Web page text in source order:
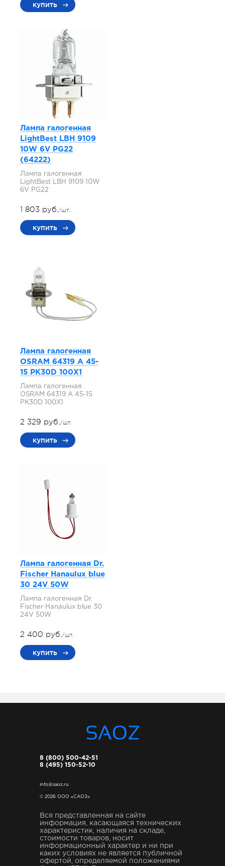
купить
Лампа галогенная
LightBest LBH 9109
10W 6V PG22
(64222)
Лампа галогенная
LightBest LBH 9109 10W
6V PG22
1 803 руб./шт.
купить
Лампа галогенная
OSRAM 64319 A 45-
15 PK30D 100X1
Лампа галогенная
OSRAM 64319 A 45-15
PK30D 100X1
2 329 руб./шт.
купить
Лампа галогенная Dr.
Fischer Hanaulux blue
30 24V 50W
Лампа галогенная Dr.
Fischer Hanaulux blue 30
24V 50W
2 400 руб./шт.
купить
8 (800) 500-42-51
8 (495) 150-52-10
info@saoz.ru
© 2026 ООО «САОЗ»
Вся представленная на сайте
информация, касающаяся технических
характеристик, наличия на складе,
стоимости товаров, носит
информационный характер и ни при
каких условиях не является публичной
офертой, определяемой положениями